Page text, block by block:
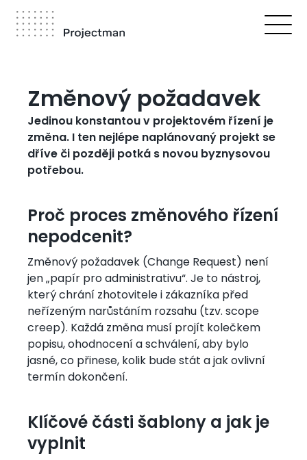
Přejít
hlavnímu
navigace
Změnový požadavek
Jedinou konstantou v projektovém řízení je
změna. I ten nejlépe naplánovaný projekt se
dříve či později potká s novou byznysovou
potřebou.
Proč proces změnového řízení
nepodcenit?
Změnový požadavek (Change Request) není
jen „papír pro administrativu“. Je to nástroj,
který chrání zhotovitele i zákazníka před
neřízeným narůstáním rozsahu (tzv. scope
creep). Každá změna musí projít kolečkem
popisu, ohodnocení a schválení, aby bylo
jasné, co přinese, kolik bude stát a jak ovlivní
termín dokončení.
Klíčové části šablony a jak je
vyplnit